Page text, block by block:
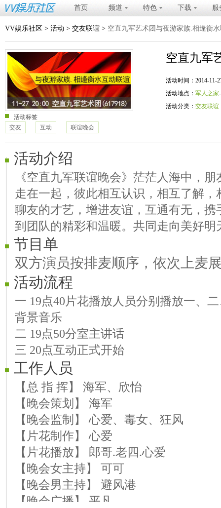
首页 频道 特色 下载 服
VV娱乐社区 > 活动 > 交友联谊 > 空直九军艺术团与夜游家族.相逢衡
空直九军
活动时间：2014-11-
活动地点： 军人之家
活动分类： 交友联谊
活动标签
交友
互动 联谊晚会
活动介绍
《空直九军联谊晚会》茫茫人海中，
走在一起，彼此相互认识，相互了解，
聊友的才艺，增进友谊，互通有无，
到团队的精彩和温暖。共同走向美好明
节目单
双方演员按排麦顺序，依次上麦
活动流程
一 19点40片花播放人员分别播放一、
背景音乐
二 19点50分室主讲话
三 20点互动正式开始
工作人员
【总 指 挥】 海军、欣怡
【晚会策划】 海军
【晚会监制】 心爱、毒女、狂风
【片花制作】 心爱
【片花播放】 郎哥.老四.心爱
【晚会女主持】 可可
【晚会男主持】 避风港
【晚会广播】 平凡